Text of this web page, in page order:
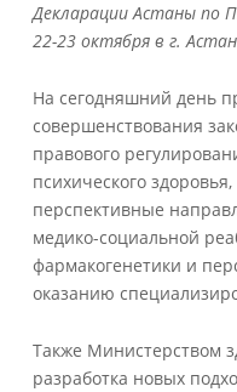
Декларации Астаны по
22-23 октября в г.
На сегодняшний день
совершенствования
правового
психического
перспективные
медико-социальной
фармакогенетики и
оказанию
Также Министерством
разработка новых